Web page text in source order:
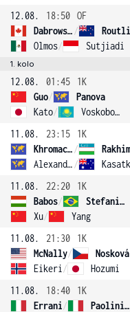
12.08.
18:50 OF
Dabrowski /
Olmos/ Sutjiadi
1. kolo
12.08. 01:45
1K
Guo/
Panova
Kato/ Voskoboeva
11.08.
23:15
1K
Khromacheva /
Alexandrova /
11.08.
22:20
1K
Babos/
Stefani (7)
Xu/ Yang
11.08.
21:30
1K
McNally/
Nosková
Eikeri / Hozumi
11.08.
18:40
1K
Errani/
Paolini (1)